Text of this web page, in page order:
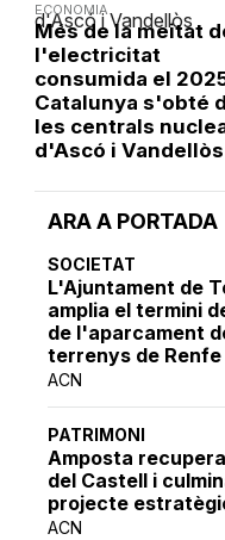
ARA A PORTADA
SOCIETAT
L'Ajuntament de
amplia el termini
de l'aparcament
terrenys de
ACN
PATRIMONI
Amposta
del Castell i
projecte
ACN
ECONOMIA
Més de la meitat
l'electricitat
consumida el
Catalunya s'obté
les centrals
d'Ascó i Vandellòs